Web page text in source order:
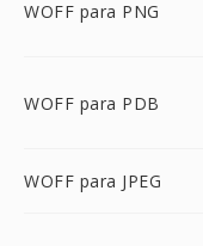
WOFF para PNG
WOFF para PDB
WOFF para JPEG